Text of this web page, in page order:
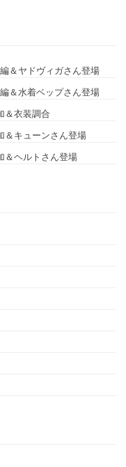
＆ヤドヴィガさん登場
＆水着ベップさん登場
＆衣装調合
＆キューンさん登場
＆ヘルトさん登場